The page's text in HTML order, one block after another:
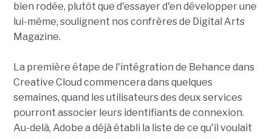
bien rodée, plutôt que d'essayer d'en développer une
lui-même, soulignent nos confrères de Digital Arts
Magazine.
La première étape de l'intégration de Behance dans
Creative Cloud commencera dans quelques
semaines, quand les utilisateurs des deux services
pourront associer leurs identifiants de connexion.
Au-delà, Adobe a déjà établi la liste de ce qu'il voulait